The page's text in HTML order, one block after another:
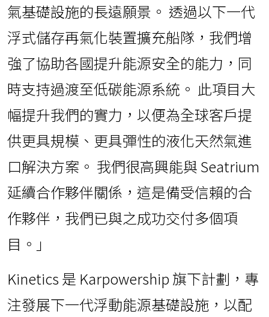
氣基礎設施的長遠願景。 透過以下一代
浮式儲存再氣化裝置擴充船隊，我們增
強了協助各國提升能源安全的能力，同
時支持過渡至低碳能源系統。 此項目大
幅提升我們的實力，以便為全球客戶提
供更具規模、更具彈性的液化天然氣進
口解決方案。 我們很高興能與 Seatrium
延續合作夥伴關係，這是備受信賴的合
作夥伴，我們已與之成功交付多個項
目。」
Kinetics 是 Karpowership 旗下計劃，專
注發展下一代浮動能源基礎設施，以配